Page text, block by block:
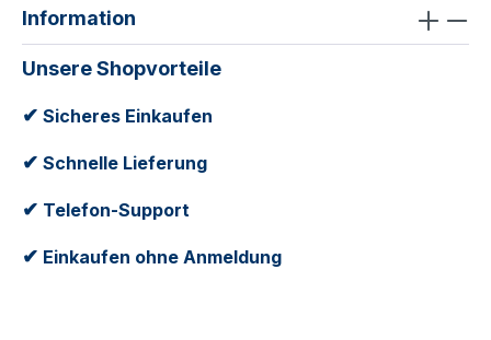
Information
Unsere Shopvorteile
✔ Sicheres Einkaufen
✔ Schnelle Lieferung
✔ Telefon-Support
✔ Einkaufen ohne Anmeldung